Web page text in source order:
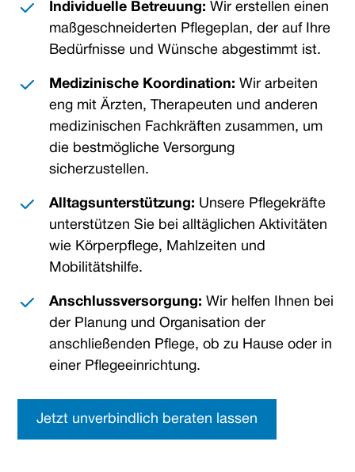
Individuelle Betreuung: Wir erstellen einen
maßgeschneiderten Pflegeplan, der auf Ihre
Bedürfnisse und Wünsche abgestimmt ist.
Medizinische Koordination:Wir arbeiten
eng mit Ärzten, Therapeuten und anderen
medizinischen Fachkräften zusammen, um
die bestmögliche Versorgung
sicherzustellen.
Alltagsunterstützung: Unsere Pflegekräfte
unterstützen Sie bei alltäglichen Aktivitäten
wie Körperpflege, Mahlzeiten und
Mobilitätshilfe.
Anschlussversorgung: Wir helfen Ihnen bei
der Planung und Organisation der
anschließenden Pflege, ob zu Hause oder in
einer Pflegeeinrichtung.
Jetzt unverbindlich beraten lassen